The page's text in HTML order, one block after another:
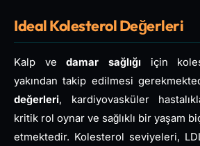
Ideal Kolesterol Değerleri
Kalp vedamar sağlığı için
yakından takip edilmesi
değerleri, kardiyovasküler
kritik rol oynar ve sağlıklı bir yaşam
etmektedir. Kolesterol seviyeleri,